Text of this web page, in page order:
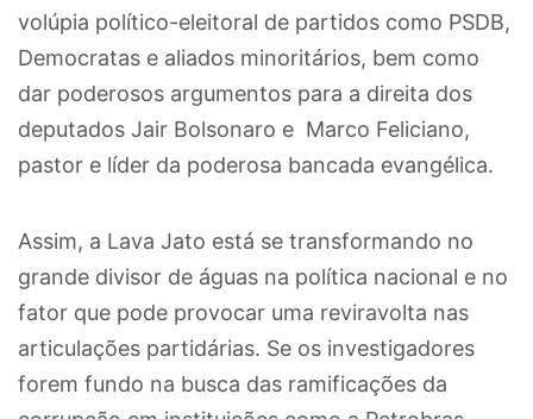
volúpia político-eleitoral de partidos como PSDB,
Democratas e aliados minoritários, bem como
dar poderosos argumentos para a direita dos
deputados Jair Bolsonaro e Marco Feliciano,
pastor e líder da poderosa bancada evangélica.
Assim, a Lava Jato está se transformando no
grande divisor de águas na política nacional e no
fator que pode provocar uma reviravolta nas
articulações partidárias. Se os investigadores
forem fundo na busca das ramificações da